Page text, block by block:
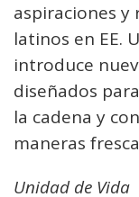
aspiraciones y
latinos en EE.
introduce
diseñados
la cadena y
maneras
Unidad de Vida